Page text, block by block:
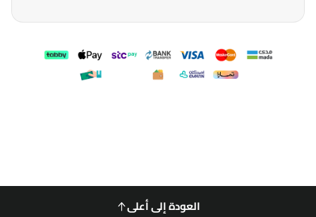
العودة إلى أعلى